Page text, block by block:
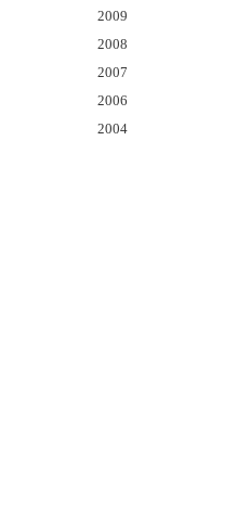
2009
2008
2007
2006
2004